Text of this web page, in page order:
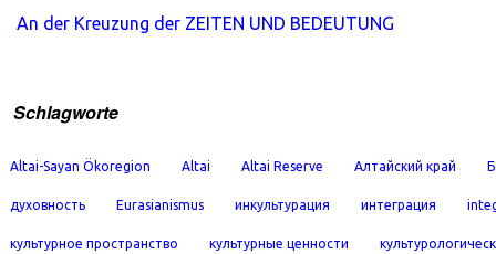
An der Kreuzung der ZEITEN UND BEDEUTUNG
Schlagworte
Altai-Sayan Ökoregion Altai Altai Reserve Алтайский край
духовность Eurasianismus инкультурация интеграция
культурное пространство культурные ценности